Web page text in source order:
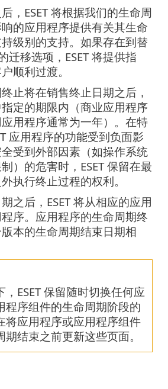
，ESET 将根据我们的生命周
的应用程序提供有关其生命
级别的支持。如果存在到替
迁移选项，ESET 将提供指
顺利过渡。
止将在销售终止日期之后，
定的期限内（商业应用程序
用程序通常为一年）。在特
应用程序的功能受到负面影
受到外部因素（如操作系统
）的危害时，ESET 保留在最
执行终止过程的权利。
之后，ESET 将从相应的应用
序。应用程序的生命周期终
本的生命周期结束日期相
ESET 保留随时切换任何应
程序组件的生命周期阶段的
将应用程序或应用程序组件
结束之前更新这些页面。